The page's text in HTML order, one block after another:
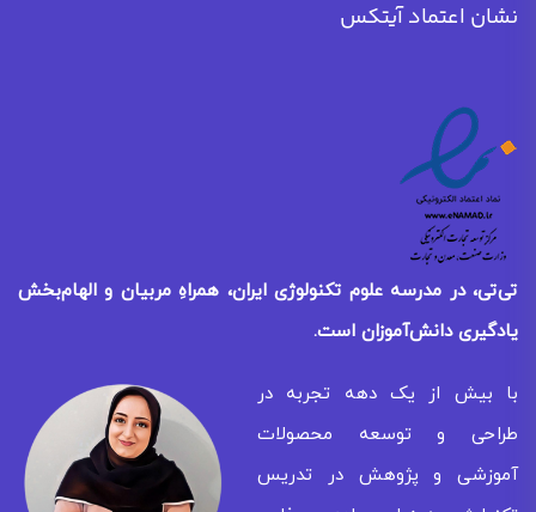
نشان اعتماد آیتکس
تی‌تی، در مدرسه علوم تکنولوژی ایران، همراهِ مربیان و الهام‌بخش
یادگیریدانش‌آموزان است.
با بیش از یک دهه تجربه در
طراحی و توسعه محصولات
آموزشی و پژوهش در تدریس